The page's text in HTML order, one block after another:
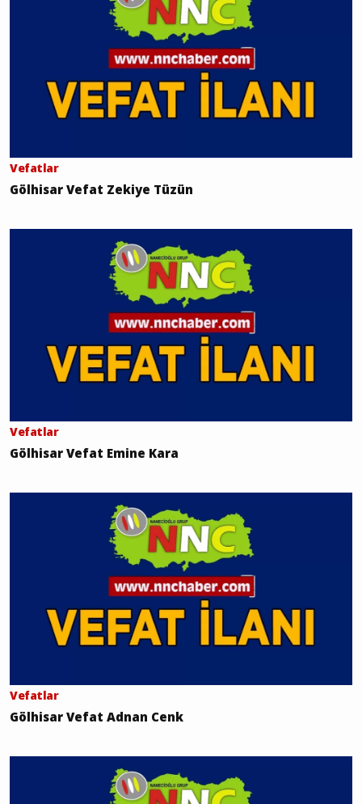
Vefatlar
Gölhisar Vefat Zekiye Tüzün
Vefatlar
Gölhisar Vefat Emine Kara
Vefatlar
Gölhisar Vefat Adnan Cenk